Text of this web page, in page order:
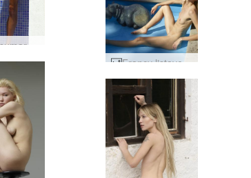
Yanna sumarsturta #22
Francy listaverk #26